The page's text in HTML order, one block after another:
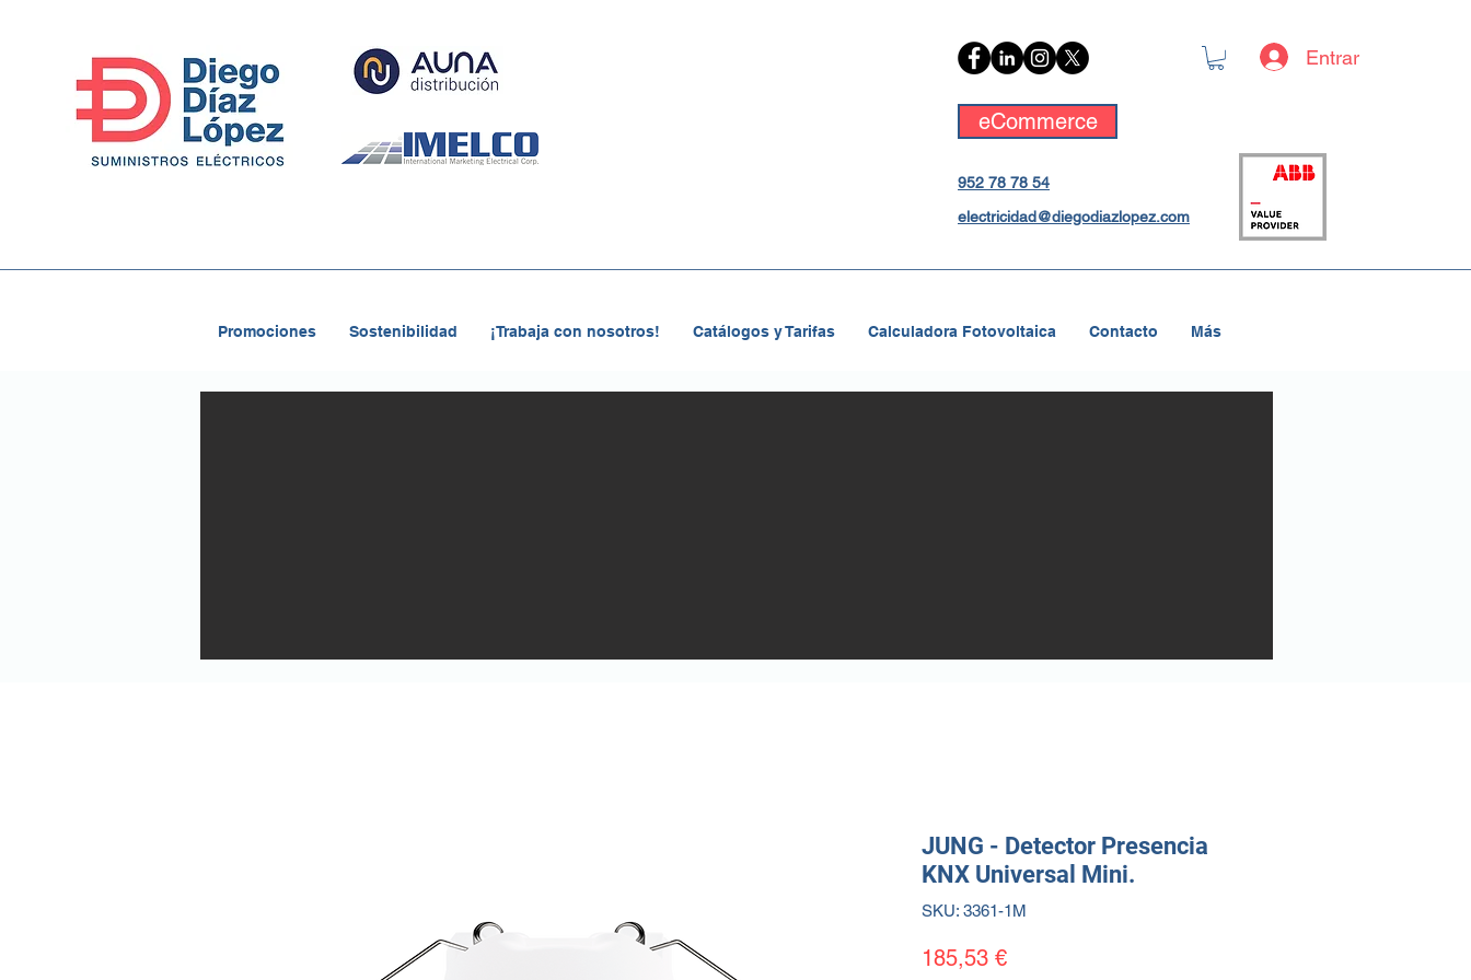
Entrar
952 78 78 54
electricidad@diegodiazlopez.com
eCommerce
Promociones Sostenibilidad ¡Trabaja con nosotros! Catálogos y Tarifas Calculadora Fotovoltaica Contacto Más
JUNG - Detector Presencia
KNX Universal Mini.
SKU: 3361-1M
185,53 €Precio